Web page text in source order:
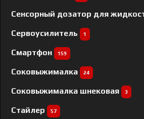
Сенсорный дозатор для
Сервоусилитель 1
Смартфон 159
Соковыжималка 24
Соковыжималка шнековая 3
Стайлер 57